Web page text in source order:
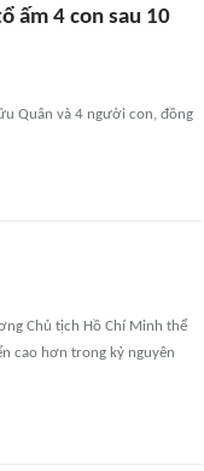
ấm 4 con sau 10
Quân và 4 người con, đồng
Chủ tịch Hồ Chí Minh thể
cao hơn trong kỷ nguyên